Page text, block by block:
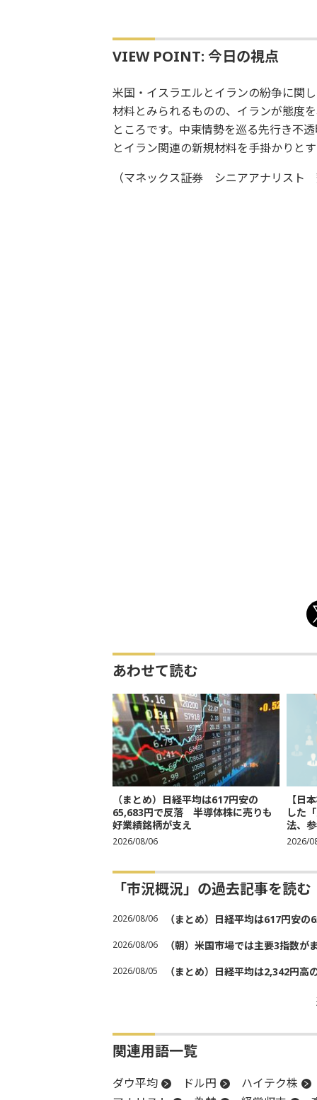
VIEW POINT: 今日の視点
米国・イスラエルとイランの紛争に関
材料とみられるものの、イランが態度
ところです。中東情勢を巡る先行き不
とイラン関連の新規材料を手掛かりと
（マネックス証券 シニアアナリスト
あわせて読む
（まとめ）日経平均は617円安の
65,683円で反落 半導体株に売りも
好業績銘柄が支え
2026/08/06
【日
した
法、
2026/
「市況概況」の過去記事を読む
2026/08/06 （まとめ）日経平均は617円安
2026/08/06 （朝）米国市場では主要3指数
2026/08/05 （まとめ）日経平均は2,342円
関連用語一覧
ダウ平均 ドル円
ハイテク株